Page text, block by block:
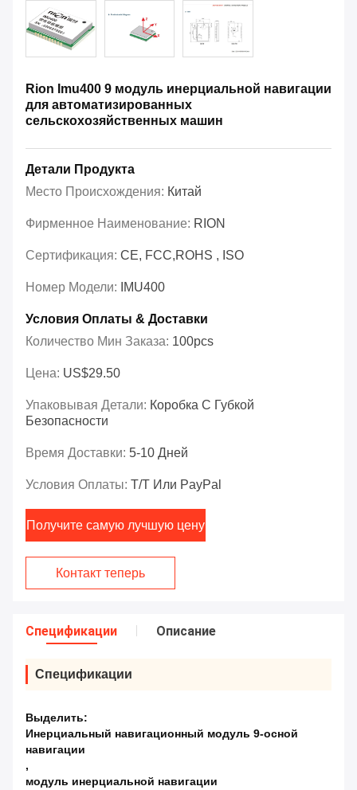
Rion Imu400 9 модуль инерциальной навигации
для автоматизированных
сельскохозяйственных машин
Детали Продукта
Место Происхождения: Китай
Фирменное Наименование: RION
Сертификация: CE, FCC,ROHS , ISO
Номер Модели: IMU400
Условия Оплаты & Доставки
Количество Мин Заказа: 100pcs
Цена: US$29.50
Упаковывая Детали: Коробка С Губкой
Безопасности
Время Доставки: 5-10 Дней
Условия Оплаты: T/T Или PayPal
Получите самую лучшую цену
Контакт теперь
Спецификации Описание
Спецификации
Выделить:
Инерциальный навигационный модуль 9-осной
навигации
,
модуль инерциальной навигации